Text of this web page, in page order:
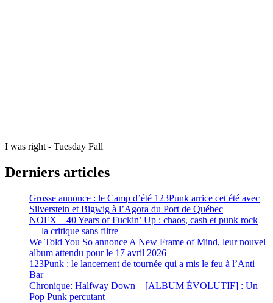
I was right - Tuesday Fall
Derniers articles
Grosse annonce : le Camp d’été 123Punk arrice cet été avec
Silverstein et Bigwig à l’Agora du Port de Québec
NOFX – 40 Years of Fuckin’ Up : chaos, cash et punk rock
— la critique sans filtre
We Told You So annonce A New Frame of Mind, leur nouvel
album attendu pour le 17 avril 2026
123Punk : le lancement de tournée qui a mis le feu à l’Anti
Bar
Chronique: Halfway Down – [ALBUM ÉVOLUTIF] : Un
Pop Punk percutant